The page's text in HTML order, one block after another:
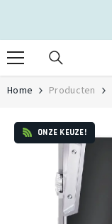
Home Producten
ONZE KEUZE!